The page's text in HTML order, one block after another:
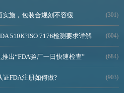
实施，包装合规刻不容缓 (301)
510K?ISO 7176检测要求详解 (604)
出“FDA验厂一日快速检查” (684)
证FDA注册如何做? (903)